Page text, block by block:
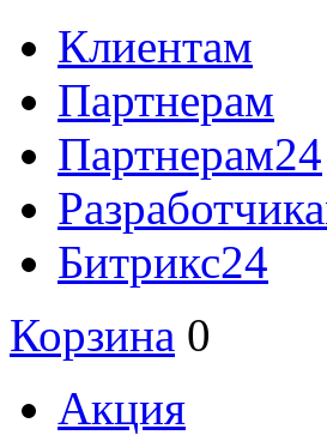
Клиентам
Партнерам
Партнерам24
Битрикс24
Корзина 0
Акция